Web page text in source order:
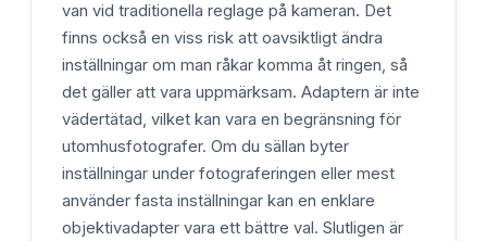
van vid traditionella reglage på kameran. Det
finns också en viss risk att oavsiktligt ändra
inställningar om man råkar komma åt ringen, så
det gäller att vara uppmärksam. Adaptern är inte
vädertätad, vilket kan vara en begränsning för
utomhusfotografer. Om du sällan byter
inställningar under fotograferingen eller mest
använder fasta inställningar kan en enklare
objektivadapter vara ett bättre val. Slutligen är